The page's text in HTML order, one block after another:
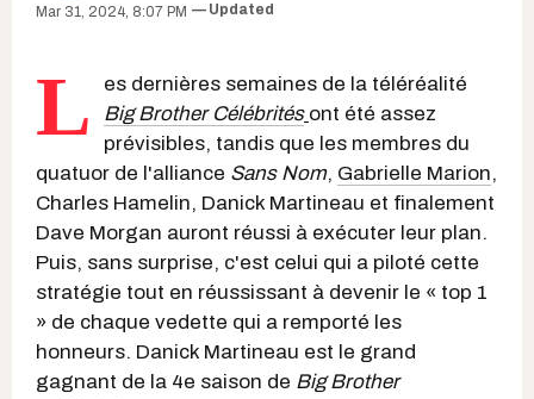
Mar 31, 2024, 8:07 PM Updated
L
es dernières semaines de la téléréalité
Big Brother Célébrités ont été assez
prévisibles, tandis que les membres du
quatuor de l'alliance Sans Nom, Gabrielle Marion,
Charles Hamelin, Danick Martineau et finalement
Dave Morgan auront réussi à exécuter leur plan.
Puis, sans surprise, c'est celui qui a piloté cette
stratégie tout en réussissant à devenir le « top 1
» de chaque vedette qui a remporté les
honneurs. Danick Martineau est le grand
gagnant de la 4e saison de Big Brother